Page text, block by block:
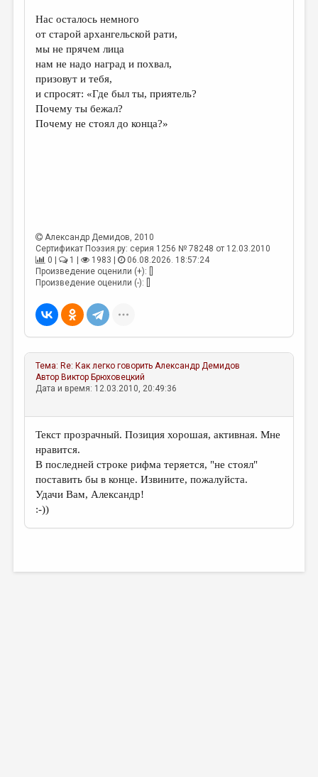
СТРАНИЦЫ ПАМЯТИ
ОБЪЯВЛЕНИЯ
КОЛОНКА РЕДАКТОРА
РЕДКОЛЛЕГИЯ
ОТ РЕДАКЦИИ
ПУБЛИЦИСТИКА
РЕЦЕНЗИРОВАНИЕ
ТРЕДИАКОВСКИЙ
ВКОНТАКТЕ
Нас осталось немного
от старой архангельской рати,
мы не прячем лица
нам не надо наград и похвал,
призовут и тебя,
и спросят: «Где был ты, приятель?
Почему ты бежал?
Почему не стоял до конца?»
Александр Демидов, 2010
Сертификат Поэзия.ру: серия 1256 № 78248 от 12.03.2010
0 |
1 | 1983 |
06.08.2026. 18:57:24
Произведение оценили (+): []
Произведение оценили (-): []
Тема: Re: Как легко говорить Александр Демидов
Автор Виктор Брюховецкий
Дата и время: 12.03.2010, 20:49:36
Текст прозрачный. Позиция хорошая, активная. Мне
нравится.
В последней строке рифма теряется, "не стоял"
поставить бы в конце. Извините, пожалуйста.
Удачи Вам, Александр!
:-))